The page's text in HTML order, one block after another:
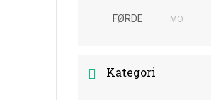
FØRDE MO
Kategori